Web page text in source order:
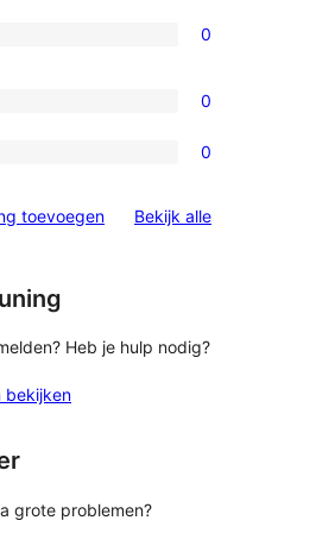
0
0
0
toevoegen Bekijk alle
Heb je hulp nodig?
bekijken
grote problemen?